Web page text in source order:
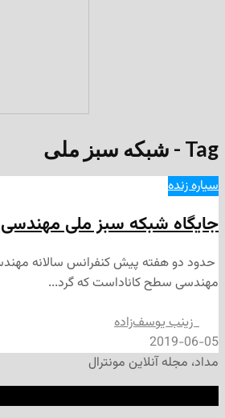
Tag - شبکه سبز ملی
سیاره زنده
جایگاه شبکه سبز ملی مهندسی
مهندسی سطح کاناداست که گرد...
‌ زینب یوسف‌زاده
2019-06-05
مداد، مجله آنلاین مونترال